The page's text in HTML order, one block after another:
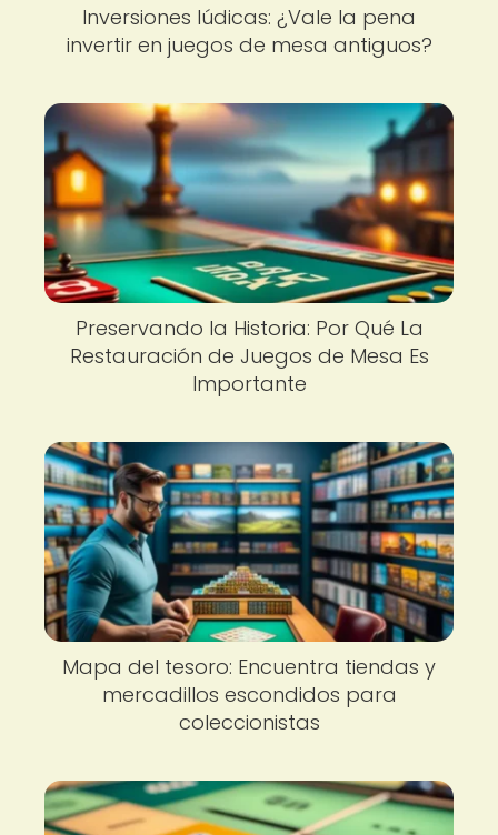
Inversiones lúdicas: ¿Vale la pena
invertir en juegos de mesa antiguos?
Preservando la Historia: Por Qué La
Restauración de Juegos de Mesa Es
Importante
Mapa del tesoro: Encuentra tiendas y
mercadillos escondidos para
coleccionistas